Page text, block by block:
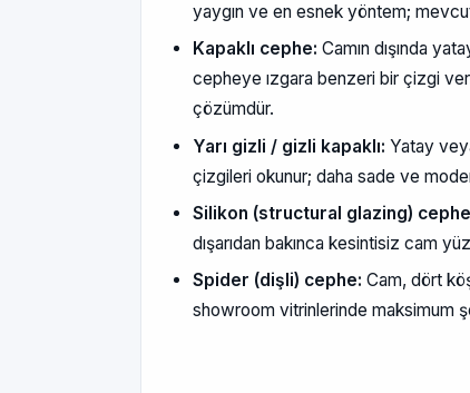
yaygın ve en esnek yöntem;
Kapaklı cephe: Camın dışında
cepheye ızgara benzeri bir çizgi
çözümdür.
Yarı gizli / gizli kapaklı: Yatay
çizgileri okunur; daha sade ve
Silikon (structural glazing)
dışarıdan bakınca kesintisiz cam
Spider (dişli) cephe: Cam, dört
showroom vitrinlerinde maksimum